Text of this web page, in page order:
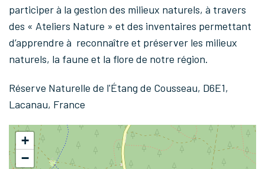
participer à la gestion des milieux naturels, à travers
des « Ateliers Nature » et des inventaires permettant
d’apprendre à reconnaître et préserver les milieux
naturels, la faune et la flore de notre région.
Réserve Naturelle de l'Étang de Cousseau, D6E1,
Lacanau, France
+
−